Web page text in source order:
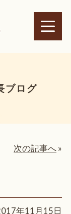
ブログ
次の記事へ »
年11月15日